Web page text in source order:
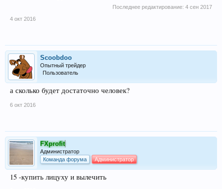
Последнее редактирование: 4 сен 2017
4 окт 2016
Scoobdoo
Опытный трейдер
Пользователь
а сколько будет достаточно человек?
6 окт 2016
FXprofit
Администратор
Команда форума
Администратор
15 -купить лицуху и вылечить